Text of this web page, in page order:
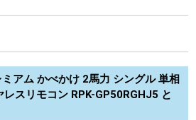
アム かべかけ 2馬力 シングル 単相
スリモコン RPK-GP50RGHJ5 と